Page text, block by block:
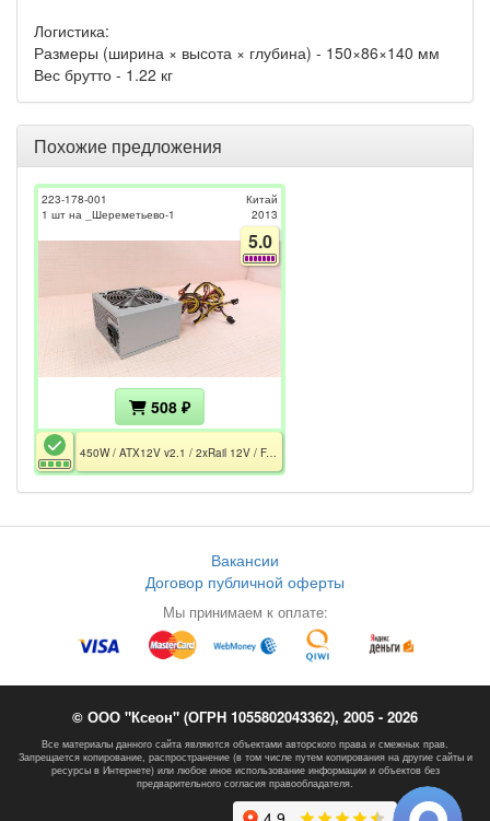
Логистика:
Размеры (ширина × высота × глубина) - 150×86×140 мм
Вес брутто - 1.22 кг
Похожие предложения
223-178-001
1 шт на _Шереметьево-1
Китай
2013
5.0
508 ₽
450W / ATX12V v2.1 / 2xRail 12V / FAN 120mm / GPU 6pin / CPU EPS 4+4pin
Вакансии
Договор публичной оферты
Мы принимаем к оплате:
© ООО "Ксеон" (ОГРН 1055802043362), 2005 - 2026
Все материалы данного сайта являются объектами авторского права и смежных прав.
Запрещается копирование, распространение (в том числе путем копирования на другие сайты и
ресурсы в Интернете) или любое иное использование информации и объектов без
предварительного согласия правообладателя.